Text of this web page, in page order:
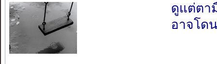
ดูแต่ตา
อาจโด